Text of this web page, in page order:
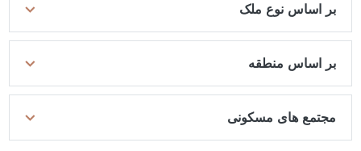
بر اساس نوع ملک
بر اساس منطقه
مجتمع های مسکونی